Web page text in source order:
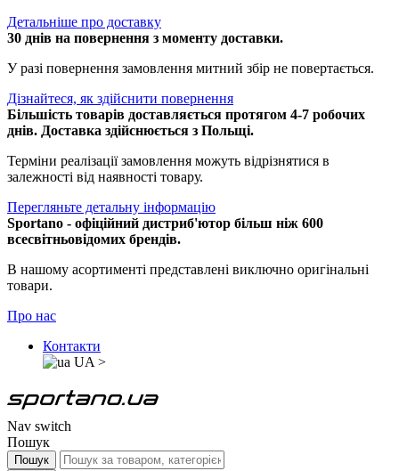
Детальніше про доставку
30 днів на повернення з моменту доставки.
У разі повернення замовлення митний збір не повертається.
Дізнайтеся, як здійснити повернення
Більшість товарів доставляється протягом 4-7 робочих
днів. Доставка здійснюється з Польщі.
Терміни реалізації замовлення можуть відрізнятися в
залежності від наявності товару.
Перегляньте детальну інформацію
Sportano - офіційний дистриб'ютор більш ніж 600
всесвітньовідомих брендів.
В нашому асортименті представлені виключно оригінальні
товари.
Про нас
Контакти
UA >
Nav switch
Пошук
Пошук